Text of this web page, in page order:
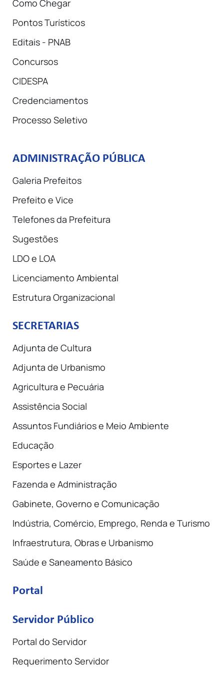
Como Chegar
Pontos Turísticos
Editais - PNAB
Concursos
CIDESPA
Credenciamentos
Processo Seletivo
ADMINISTRAÇÃO PÚBLICA
Galeria Prefeitos
Prefeito e Vice
Telefones da Prefeitura
Sugestões
LDO e LOA
Licenciamento Ambiental
Estrutura Organizacional
SECRETARIAS
Adjunta de Cultura
Adjunta de Urbanismo
Agricultura e Pecuária
Assistência Social
Assuntos Fundiários e Meio Ambiente
Educação
Esportes e Lazer
Fazenda e Administração
Gabinete, Governo e Comunicação
Indústria, Comércio, Emprego, Renda e Turismo
Infraestrutura, Obras e Urbanismo
Saúde e Saneamento Básico
Portal
Servidor Público
Portal do Servidor
Requerimento Servidor